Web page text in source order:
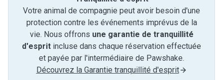
Votre animal de compagnie peut avoir besoin d'une
protection contre les événements imprévus de la
vie. Nous offrons une garantie de tranquillité
d'esprit incluse dans chaque réservation effectuée
et payée par l'intermédiaire de Pawshake.
Découvrez la Garantie tranquillité d'esprit